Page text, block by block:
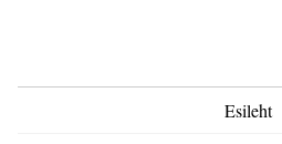
Esileht